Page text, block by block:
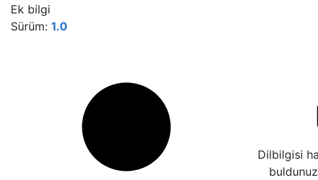
Ek bilgi
Sürüm: 1.0
Dilbilgisi